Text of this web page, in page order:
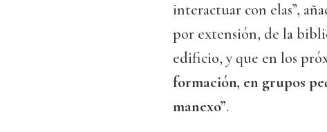
interactuar con elas”,
por extensión, de la
edificio, y que en los
formación, en grupos
manexo”.